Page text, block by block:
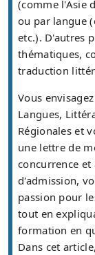
(comme l'Asie
ou par langue
etc.). D'autres
thématiques,
traduction
Vous
Langues,
Régionales et
une lettre de
concurrence et
d'admission,
passion pour
tout en
formation en
Dans cet